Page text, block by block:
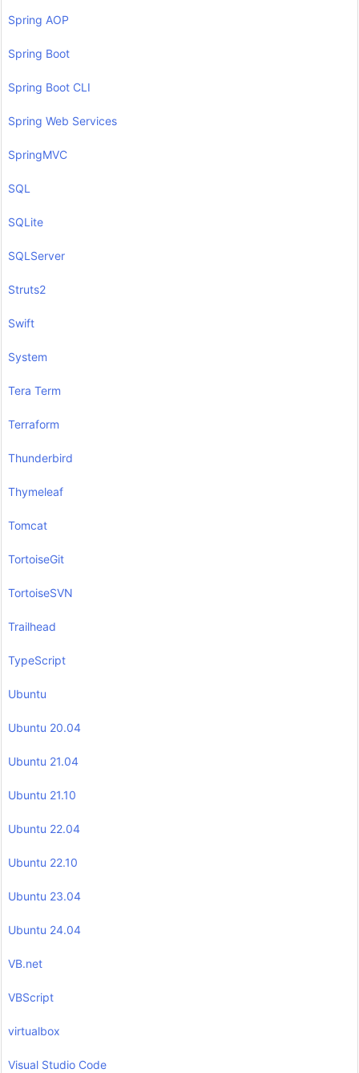
Spring AOP
Spring Boot
Spring Boot CLI
Spring Web Services
SpringMVC
SQL
SQLite
SQLServer
Struts2
Swift
System
Tera Term
Terraform
Thunderbird
Thymeleaf
Tomcat
TortoiseGit
TortoiseSVN
Trailhead
TypeScript
Ubuntu
Ubuntu 20.04
Ubuntu 21.04
Ubuntu 21.10
Ubuntu 22.04
Ubuntu 22.10
Ubuntu 23.04
Ubuntu 24.04
VB.net
VBScript
virtualbox
Visual Studio Code